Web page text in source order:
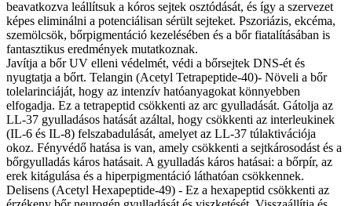
beavatkozva leállítsuk a kóros sejtek osztódását, és így a szervezet
képes eliminálni a potenciálisan sérült sejteket. Pszoriázis, ekcéma,
szemölcsök, bőrpigmentáció kezelésében és a bőr fiatalításában is
fantasztikus eredmények mutatkoznak.
Javítja a bőr UV elleni védelmét, védi a bőrsejtek DNS-ét és
nyugtatja a bőrt. Telangin (Acetyl Tetrapeptide-40)- Növeli a bőr
tolelarinciáját, hogy az intenzív hatóanyagokat könnyebben
elfogadja. Ez a tetrapeptid csökkenti az arc gyulladását. Gátolja az
LL-37 gyulladásos hatását azáltal, hogy csökkenti az interleukinek
(IL-6 és IL-8) felszabadulását, amelyet az LL-37 túlaktivációja
okoz. Fényvédő hatása is van, amely csökkenti a sejtkárosodást és a
bőrgyulladás káros hatásait. A gyulladás káros hatásai: a bőrpír, az
erek kitágulása és a hiperpigmentáció láthatóan csökkennek.
Delisens (Acetyl Hexapeptide-49) - Ez a hexapeptid csökkenti az